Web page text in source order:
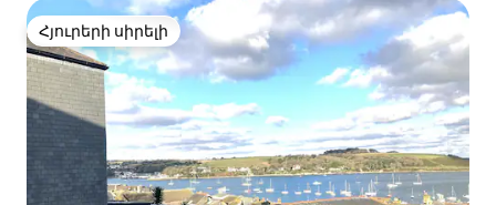
Հյուրերի սիրելի
Հյուրերի սիրելի